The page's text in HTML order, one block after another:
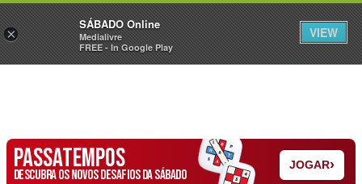
Sábado Assine Iniciar Sessão
PASSATEMPOS
DESCUBRA OS NOVOS DESAFIOS DA SÁBADO
JOGAR›
×
SÁBADO Online
Medialivre
FREE - In Google Play
VIEW